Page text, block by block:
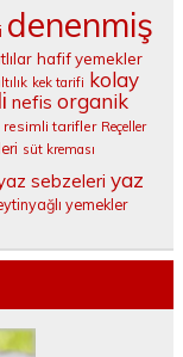
denenmiş
hafif yemekler
kek tarifi kolay
nefis organik
resimli tarifler Reçeller
süt kreması
sebzeleri yaz
yemekler